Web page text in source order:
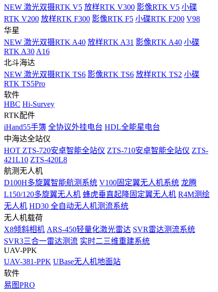
NEW 激光双摄RTK V5 放样RTK V300 影像RTK V5 小碟
RTK V200 放样RTK F300 影像RTK F5 小碟RTK F200 V98
华星
NEW 激光双摄RTK A40 放样RTK A31 影像RTK A40 小碟
RTK A30 A16
北斗海达
NEW 激光双摄RTK TS6 影像RTK TS6 放样RTK TS2 小碟
RTK TS5Pro
软件
HBC Hi-Survey
RTK配件
iHand55手簿 全协议外挂电台 HDL全能星电台
中海达全站仪
HOT ZTS-720安卓智能全站仪 ZTS-710安卓智能全站仪 ZTS-
421L10 ZTS-420L8
航测无人机
D100H多旋翼智能航测系统 V100固定翼无人机系统 龙腾
L150/120多旋翼无人机 蜂虎垂直起降固定翼无人机 R4M测绘
无人机 HD30 全自动无人机测流系统
无人机载荷
X8倾斜相机 ARS-450轻量化激光雷达 SVR雷达测流系统
SVR3三合一雷达测流 实时二三维重建系统
UAV-PPK
UAV-381-PPK UBase无人机地面站
软件
易图PRO